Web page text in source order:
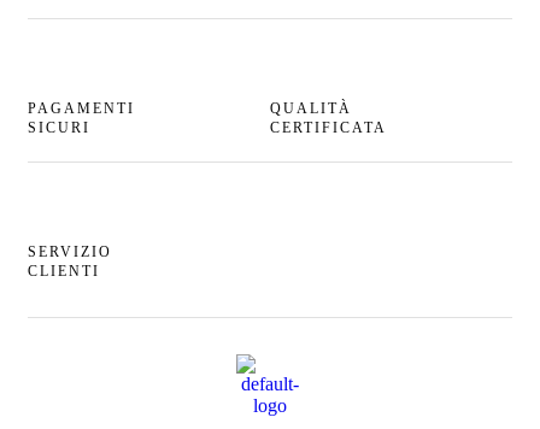
PAGAMENTI
SICURI
QUALITÀ
CERTIFICATA
SERVIZIO
CLIENTI